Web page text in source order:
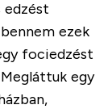
edzést
ezek
fociedzést
egy